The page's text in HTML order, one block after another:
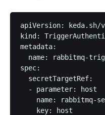
apiVersion: keda.sh/
kind:
metadata:
name: rabbitmq-
spec:
  secretTargetRef:
  - parameter: host
name: rabbitmq-
    key: host